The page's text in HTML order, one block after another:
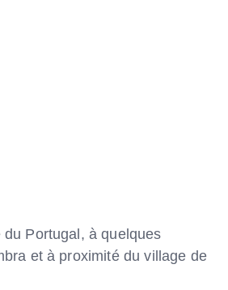
Portugal, à quelques
et à proximité du village de